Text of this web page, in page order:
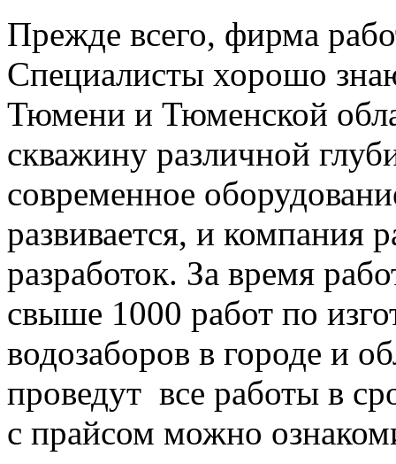
Прежде всего, фирма
Специалисты хорошо
Тюмени и Тюменской
скважину различной
современное
развивается, и компания
разработок. За время
свыше 1000 работ по
водозаборов в городе и
проведут все работы в
с прайсом можно